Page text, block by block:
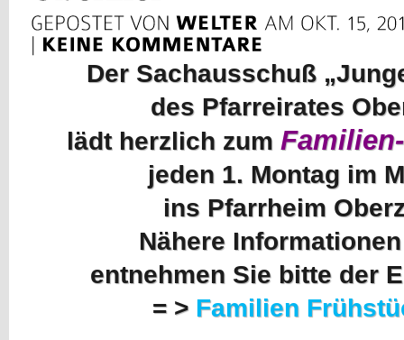
Der Sachausschuß
des Pfarreirates
lädt herzlich zum
jeden 1. Montag im
ins Pfarrheim
Nähere
entnehmen Sie bitte der
= > Familien